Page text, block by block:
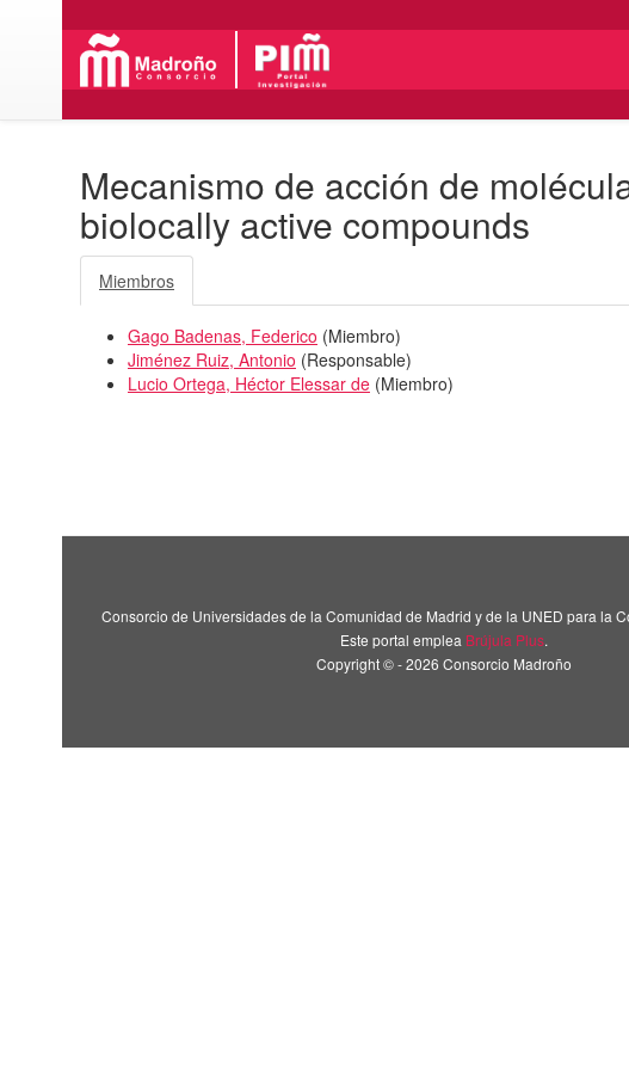
Mecanismo de acción de
biolocally active compounds
Miembros
Gago Badenas, Federico (Miembro)
Jiménez Ruiz, Antonio (Responsable)
Lucio Ortega, Héctor Elessar de (Miembro)
Consorcio de Universidades de la Comunidad de Madrid y de la UNED para la
Este portal emplea Brújula Plus.
Copyright © - 2026 Consorcio Madroño